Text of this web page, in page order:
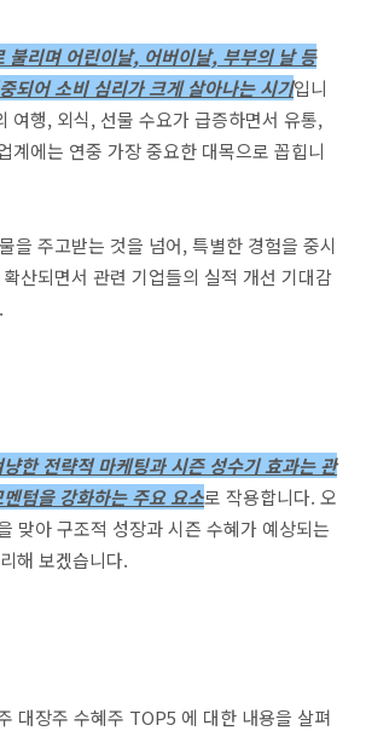
리며 어린이날, 어버이날, 부부의 날 등
되어 소비 심리가 크게 살아나는 시기입니
여행, 외식, 선물 수요가 급증하면서 유통,
계에는 연중 가장 중요한 대목으로 꼽힙니
을 주고받는 것을 넘어, 특별한 경험을 중시
산되면서 관련 기업들의 실적 개선 기대감
한 전략적 마케팅과 시즌 성수기 효과는 관
텀을 강화하는 주요 요소로 작용합니다. 오
맞아 구조적 성장과 시즌 수혜가 예상되는
해 보겠습니다.
대장주 수혜주 TOP5 에 대한 내용을 살펴